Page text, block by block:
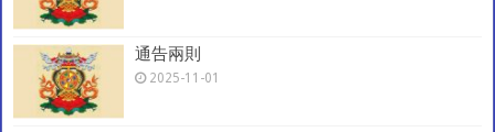
通告兩則
2025-11-01